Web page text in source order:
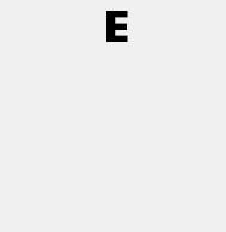
E